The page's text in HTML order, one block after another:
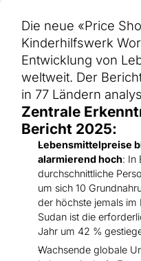
Geschenkspende
Patenschaft für Kinder in Not
Thematische Spende
Testament und Legat
Philanthropie
Unternehmenskooperationen
Erdbeben Venezuela
Hilfe für Ukraine
Hilfe für Sudan
Hilfe für Afghanistan
Alle Nothilfe-Projekte
Vision und Werte
Partner
Einsatzgebiete
Wirkung und Erfolge
Mittelverwendung
Jahresbericht und Finanzen
Afrika
Asien
Lateinamerika
Naher Osten und Europa
Die neue «Price
Kinderhilfswerk
Entwicklung von
weltweit. Der
in 77 Ländern
Zentrale
Bericht 2025:
Lebensmittelpreise
alarmierend hoch: In
durchschnittliche
um sich 10
der höchste jemals im
Sudan ist die
Jahr um 42 %
Wachsende globale